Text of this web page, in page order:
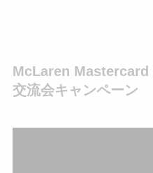
McLaren Mastercard
交流会キャンペーン